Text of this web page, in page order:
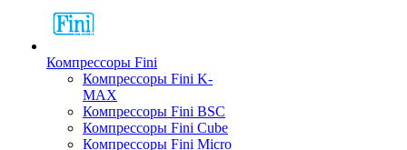
Компрессоры Fini
Компрессоры Fini K-
MAX
Компрессоры Fini BSC
Компрессоры Fini Cube
Компрессоры Fini Micro